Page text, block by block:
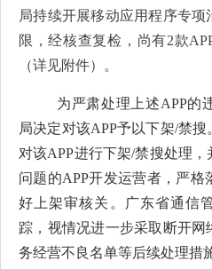
局持续开展移动应用程序专
限，经核查复检，尚有2款
（详见附件）。
为严肃处理上述APP的
局决定对该APP予以下架/禁搜
对该APP进行下架/禁搜处理，
问题的APP开发运营者，严格
好上架审核关。
广东省通信
踪，视情况进一步采取断开
务经营不良名单等后续处理措